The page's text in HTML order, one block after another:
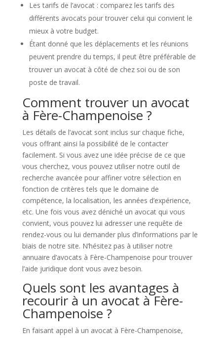
Les tarifs de l’avocat : comparez les tarifs des
différents avocats pour trouver celui qui convient le
mieux à votre budget.
Étant donné que les déplacements et les réunions
peuvent prendre du temps, il peut être préférable de
trouver un avocat à côté de chez soi ou de son
poste de travail.
Comment trouver un avocat
à Fère-Champenoise ?
Les détails de l’avocat sont inclus sur chaque fiche,
vous offrant ainsi la possibilité de le contacter
facilement. Si vous avez une idée précise de ce que
vous cherchez, vous pouvez utiliser notre outil de
recherche avancée pour affiner votre sélection en
fonction de critères tels que le domaine de
compétence, la localisation, les années d’expérience,
etc. Une fois vous avez déniché un avocat qui vous
convient, vous pouvez lui adresser une requête de
rendez-vous ou lui demander plus d’informations par le
biais de notre site. N’hésitez pas à utiliser notre
annuaire d’avocats à Fère-Champenoise pour trouver
l’aide juridique dont vous avez besoin.
Quels sont les avantages à
recourir à un avocat à Fère-
Champenoise ?
En faisant appel à un avocat à Fère-Champenoise,